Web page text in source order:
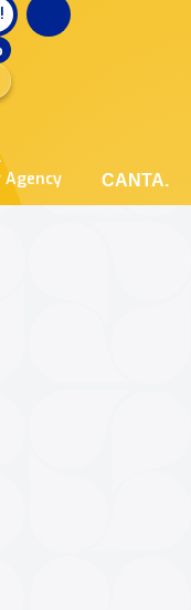
Agency
CANTA.